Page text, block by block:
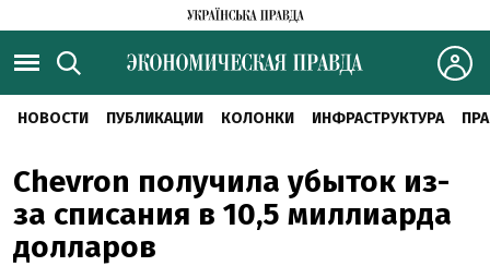
НОВОСТИ ПУБЛИКАЦИИ КОЛОНКИ ИНФРАСТРУКТУРА
Chevron получила убыток из-
за списания в 10,5 миллиарда
долларов